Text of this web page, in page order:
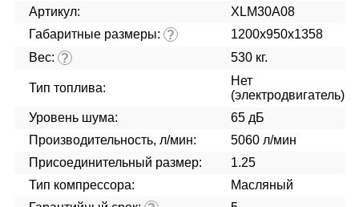
Артикул:
XLM30A08
Габаритные размеры: ?
1200x950x1358
Вес: ? 530 кг.
Тип топлива:
Нет
(электродвигатель)
Уровень шума:
65 дБ
Производительность, л/мин:
5060 л/мин
Присоединительный размер:
1.25
Тип компрессора:
Масляный